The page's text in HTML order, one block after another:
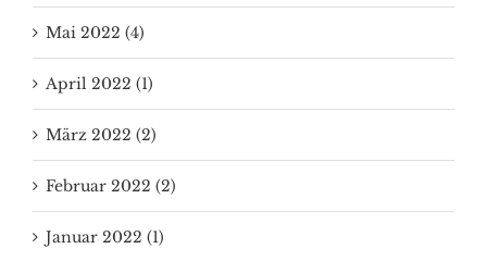
Mai 2022 (4)
April 2022 (1)
März 2022 (2)
Februar 2022 (2)
Januar 2022 (1)